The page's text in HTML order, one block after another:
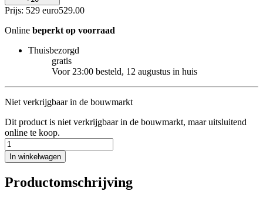
Prijs: 529 euro529.00
Online beperkt op voorraad
Thuisbezorgd
gratis
Voor 23:00 besteld, 12 augustus in huis
Niet verkrijgbaar in de bouwmarkt
Dit product is niet verkrijgbaar in de bouwmarkt, maar uitsluitend
online te koop.
In winkelwagen
Productomschrijving